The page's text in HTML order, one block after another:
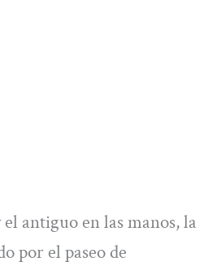
antiguo en las manos, la
por el paseo de